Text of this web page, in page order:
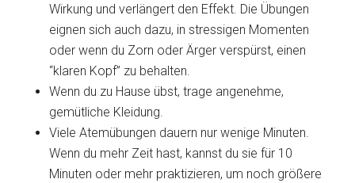
Wirkung und verlängert den Effekt. Die Übungen
eignen sich auch dazu, in stressigen Momenten
oder wenn du Zorn oder Ärger verspürst, einen
“klaren Kopf” zu behalten.
Wenn du zu Hause übst, trage angenehme,
gemütliche Kleidung.
Viele Atemübungen dauern nur wenige Minuten.
Wenn du mehr Zeit hast, kannst du sie für 10
Minuten oder mehr praktizieren, um noch größere